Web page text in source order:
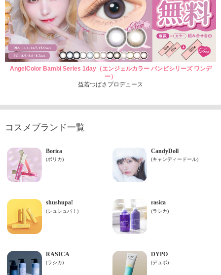
AngelColor Bambi Series 1day（エンジェルカラー バンビシリーズ ワンデ
ー）
益若つばさプロデュース
コスメブランド一覧